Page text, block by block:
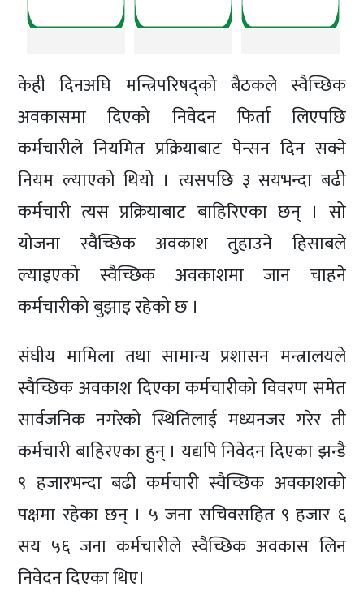
केही दिनअघि मन्त्रिपरिषद्को बैठकले स्वैच्छिक
अवकासमा दिएको निवेदन फिर्ता लिएपछि
कर्मचारीले नियमित प्रक्रियाबाट पेन्सन दिन सक्ने
नियम ल्याएको थियो । त्यसपछि ३ सयभन्दा बढी
कर्मचारी त्यस प्रक्रियाबाट बाहिरिएका छन् । सो
योजना स्वैच्छिक अवकाश तुहाउने हिसाबले
ल्याइएको स्वैच्छिक अवकाशमा जान चाहने
कर्मचारीको बुझाइ रहेको छ ।
संघीय मामिला तथा सामान्य प्रशासन मन्त्रालयले
स्वैच्छिक अवकाश दिएका कर्मचारीको विवरण समेत
सार्वजनिक नगरेको स्थितिलाई मध्यनजर गरेर ती
कर्मचारी बाहिरएका हुन् । यद्यपि निवेदन दिएका झन्डै
९ हजारभन्दा बढी कर्मचारी स्वैच्छिक अवकाशको
पक्षमा रहेका छन् । ५ जना सचिवसहित ९ हजार ६
सय ५६ जना कर्मचारीले स्वैच्छिक अवकास लिन
निवेदन दिएका थिए।